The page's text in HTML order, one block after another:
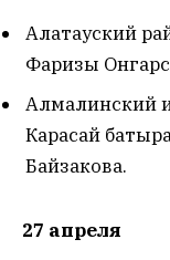
Алатауский
Фаризы
Алмалинский
Карасай
Байзакова.
27 апреля